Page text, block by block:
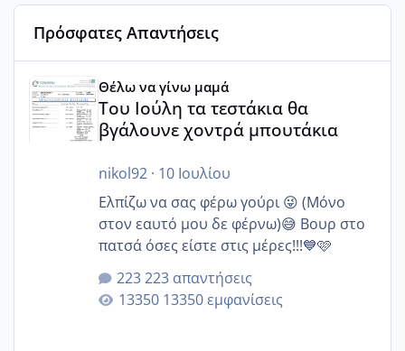
Πρόσφατες Απαντήσεις
Θέλω να γίνω μαμά
Του Ιούλη τα τεστάκια θα
βγάλουνε χοντρά μπουτάκια
nikol92· 10 Ιουλίου
Ελπίζω να σας φέρω γούρι 😜 (Μόνο
στον εαυτό μου δε φέρνω)😅 Βουρ στο
πατσά όσες είστε στις μέρες!!!💙🩷
223 απαντήσεις
13350 εμφανίσεις